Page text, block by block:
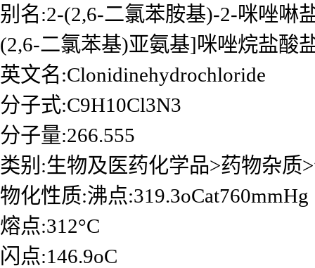
别名:2-(2,6-二氯苯胺基)-2-咪唑啉
(2,6-二氯苯基)亚氨基]咪唑烷盐酸
英文名:Clonidinehydrochloride
分子式:C9H10Cl3N3
分子量:266.555
类别:生物及医药化学品>药物杂质
物化性质:沸点:319.3oCat760mmHg
熔点:312°C
闪点:146.9oC